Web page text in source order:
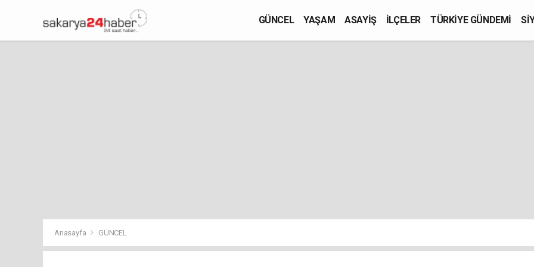
GÜNCEL YAŞAM ASAYİŞ İLÇELER TÜRKİYE GÜNDEMİ
Anasayfa GÜNCEL